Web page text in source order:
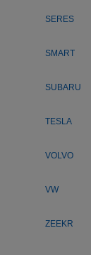
SERES
SMART
SUBARU
TESLA
VOLVO
VW
ZEEKR